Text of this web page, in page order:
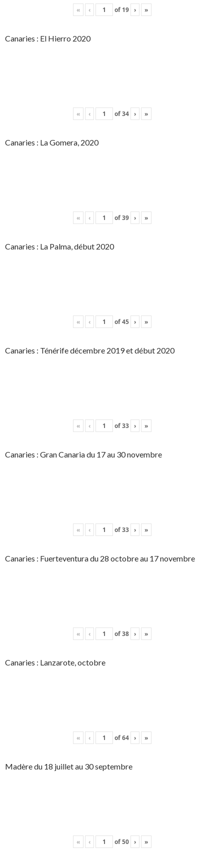
« ‹ of 19 › »
Canaries : El Hierro 2020
« ‹ of34 › »
Canaries : La Gomera, 2020
« ‹ of39 › »
Canaries : La Palma, début 2020
« ‹ of45 › »
Canaries : Ténérife décembre 2019 et début 2020
« ‹ of33 › »
Canaries : Gran Canaria du 17 au 30 novembre
« ‹ of33 › »
Canaries : Fuerteventura du 28 octobre au 17 novembre
« ‹ of38 › »
Canaries : Lanzarote, octobre
« ‹ of64 › »
Madère du 18 juillet au 30 septembre
« ‹ of50 › »